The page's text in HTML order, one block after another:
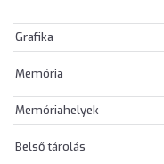
Grafika
Memória
Memóriahelyek
Belső tárolás